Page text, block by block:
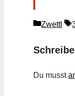
Zwettl
Du musst